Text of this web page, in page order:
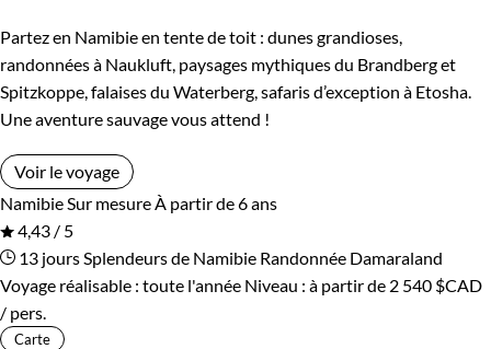
Partez en Namibie en tente de toit : dunes grandioses,
randonnées à Naukluft, paysages mythiques du Brandberg et
Spitzkoppe, falaises du Waterberg, safaris d’exception à Etosha.
Une aventure sauvage vous attend !
Voir le voyage
Namibie Sur mesure À partir de 6 ans
4,43 / 5
13 jours Splendeurs de Namibie Randonnée Damaraland
Voyage réalisable : toute l'année Niveau : à partir de 2 540 $CAD
/ pers.
Carte